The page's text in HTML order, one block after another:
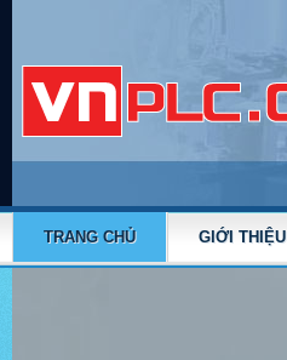
TRANG CHỦ GIỚI THIỆU